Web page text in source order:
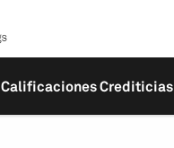
Calificaciones Crediticias